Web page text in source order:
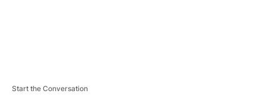
Start the Conversation